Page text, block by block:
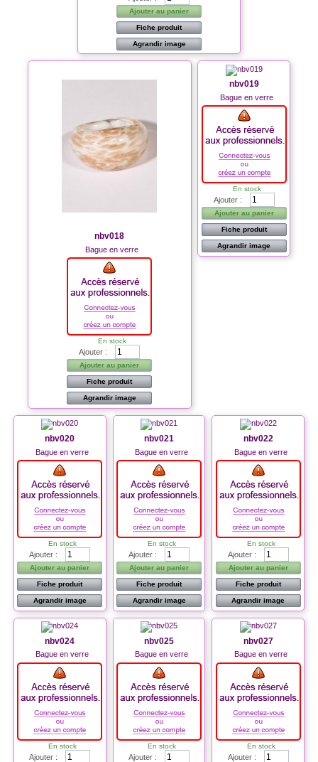
Ajouter au panier
Fiche produit
Agrandir image
nbv018
Bague en verre
En stock
Ajouter :
Ajouter au panier
Fiche produit
Agrandir image
nbv019
Bague en verre
En stock
Ajouter :
Ajouter au panier
Fiche produit
Agrandir image
nbv020
Bague en verre
En stock
Ajouter :
Ajouter au panier
Fiche produit
Agrandir image
nbv021
Bague en verre
En stock
Ajouter :
Ajouter au panier
Fiche produit
Agrandir image
nbv022
Bague en verre
En stock
Ajouter :
Ajouter au panier
Fiche produit
Agrandir image
nbv024
Bague en verre
En stock
Ajouter :
nbv025
Bague en verre
En stock
Ajouter :
nbv027
Bague en verre
En stock
Ajouter :